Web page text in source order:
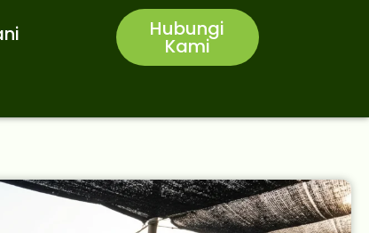
Hubungi
Kami